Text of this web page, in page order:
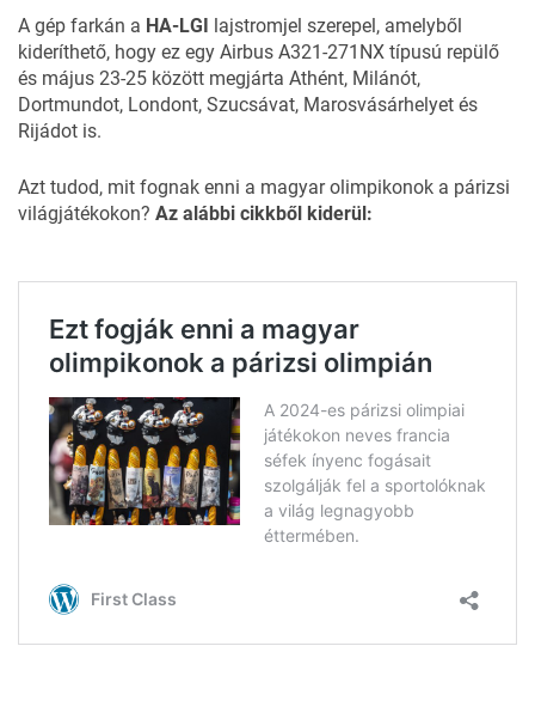
A gép farkán a HA-LGI lajstromjel szerepel, amelyből
kideríthető, hogy ez egy Airbus A321-271NX típusú repülő
és május 23-25 között megjárta Athént, Milánót,
Dortmundot, Londont, Szucsávat, Marosvásárhelyet és
Rijádot is.
Azt tudod, mit fognak enni a magyar olimpikonok a párizsi
világjátékokon? Az alábbi cikkből kiderül: